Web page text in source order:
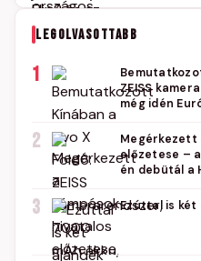
LEGOLVASOTTABB
1
ZEISS
még idén
2
Megérkezett
előzetese –
én debütál a
3 Ezúttal is két